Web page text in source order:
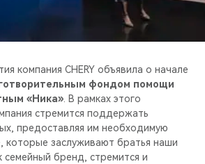
компания CHERY объявила о начале
фондом помощи
«Ника». В рамках этого
стремится поддержать
предоставляя им необходимую
которые заслуживают братья наши
семейный бренд, стремится и